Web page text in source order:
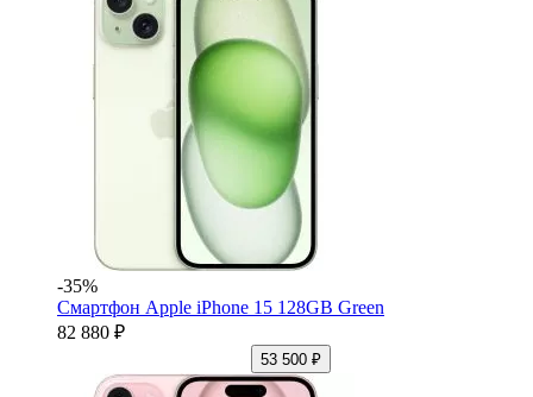
-35%
Смартфон Apple iPhone 15 128GB Green
82 880 ₽
53 500 ₽